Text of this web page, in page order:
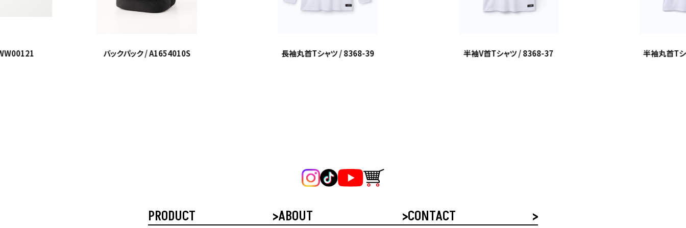
バックパック / A1654010S 長袖丸首Tシャツ / 8368-39 半袖V首Tシャツ / 8368-37 半袖丸首T
PRODUCT ABOUT CONTACT